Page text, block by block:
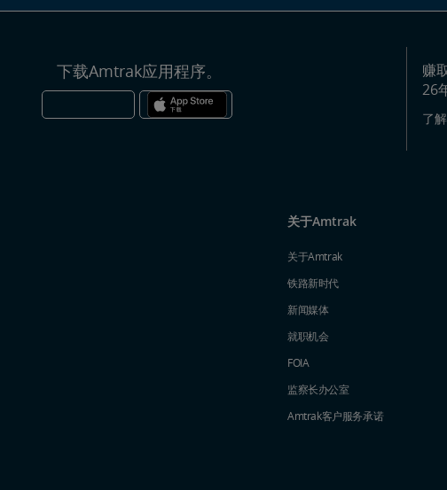
下载Amtrak应用程序。
赚
26
了
关于Amtrak
关于Amtrak
铁路新时代
新闻媒体
就职机会
FOIA
监察长办公室
Amtrak​​​​​​​客户服务承诺